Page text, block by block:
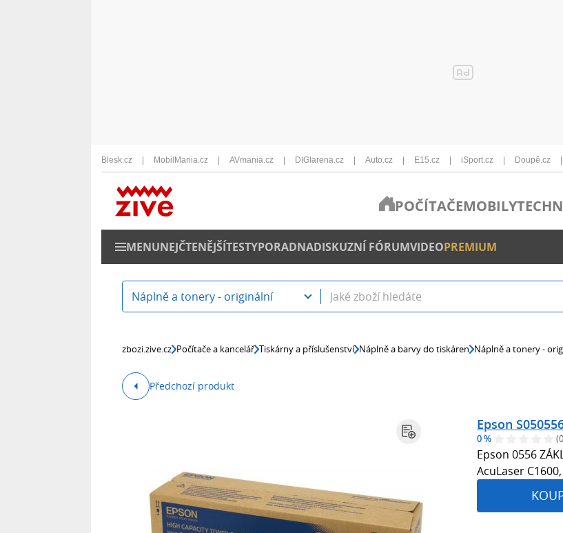
Blesk.cz MobilMania.cz AVmania.cz DIGIarena.cz Auto.cz E15.cz iSport.cz Doupě.cz
POČÍTAČEMOBILY
MENUNEJČTENĚJŠÍTESTYPORADNADISKUZNÍ FÓRUMVIDEOPREMIUM
Náplně a tonery - originální
zbozi.zive.cz Počítače a kancelář Tiskárny a příslušenství Náplně a barvy do tiskáren Náplně a tonery -
Předchozí produkt
Epson
0 %
Epson 0556
AcuLaser